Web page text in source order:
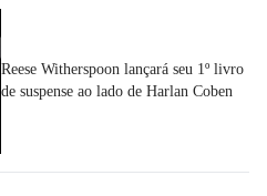
Reese Witherspoon lançará seu 1º livro
de suspense ao lado de Harlan Coben